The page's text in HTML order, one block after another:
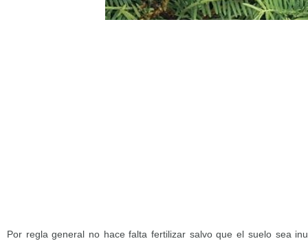
Por regla general no hace falta fertilizar salvo que el suelo sea